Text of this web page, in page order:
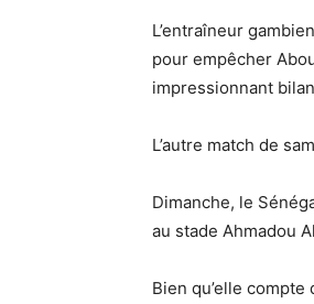
L’entraîneur
pour empêcher
impressionnant
L’autre match de
Dimanche, le
au stade Ahmadou
Bien qu’elle